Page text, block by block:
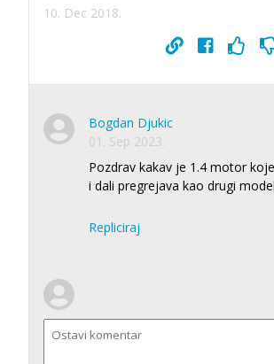
10. Dec 2018.
Bogdan Djukic
01. Sep 2023.
Pozdrav kakav je 1.4 motor
i dali pregrejava kao drugi
Repliciraj